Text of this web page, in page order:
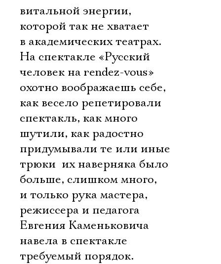
витальной энергии,
которой так не хватает
в академических театрах.
На спектакле «Русский
человек на rendez-vous»
охотно воображаешь себе,
как весело репетировали
спектакль, как много
шутили, как радостно
придумывали те или иные
трюки  их наверняка было
больше, слишком много,
и только рука мастера,
режиссера и педагога
Евгения Каменьковича
навела в спектакле
требуемый порядок.